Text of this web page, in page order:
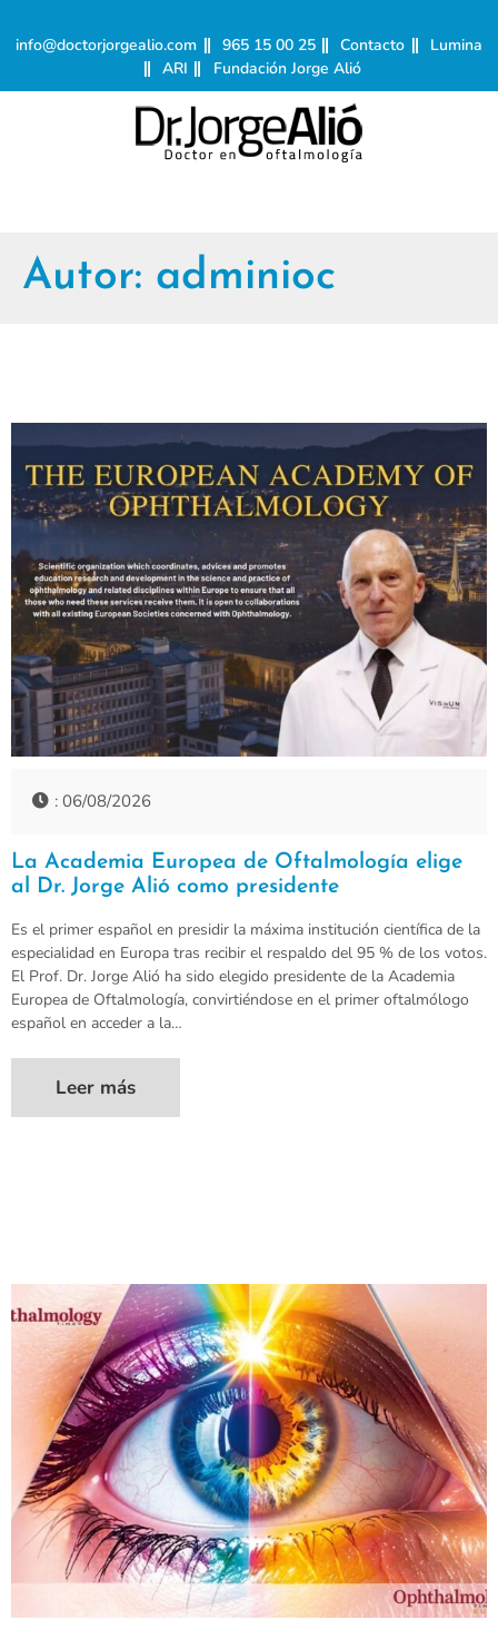
info@doctorjorgealio.com 965 15 00 25 Contacto
Lumina
ARI
Fundación Jorge Alió
Autor: adminioc
: 06/08/2026
La Academia Europea de Oftalmología elige
al Dr. Jorge Alió como presidente
Es el primer español en presidir la máxima institución científica de la
especialidad en Europa tras recibir el respaldo del 95 % de los votos.
El Prof. Dr. Jorge Alió ha sido elegido presidente de la Academia
Europea de Oftalmología, convirtiéndose en el primer oftalmólogo
español en acceder a la…
Leer más